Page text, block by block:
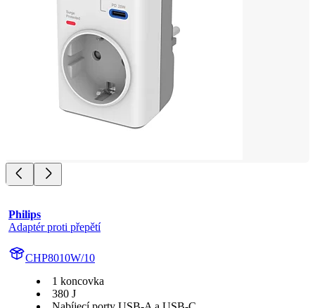
Philips
Adaptér proti přepětí
CHP8010W/10
1 koncovka
380 J